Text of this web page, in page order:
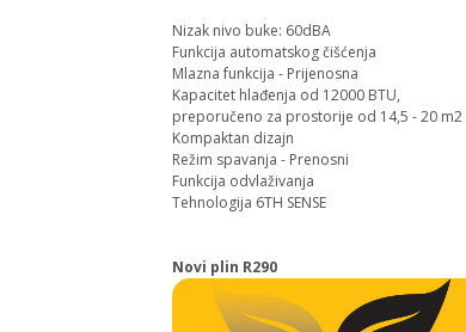
Nizak nivo buke: 60dBA
Funkcija automatskog čišćenja
Mlazna funkcija - Prijenosna
Kapacitet hlađenja od 12000 BTU,
preporučeno za prostorije od 14,5 - 20 m2
Kompaktan dizajn
Režim spavanja - Prenosni
Funkcija odvlaživanja
Tehnologija 6TH SENSE
Novi plin R290